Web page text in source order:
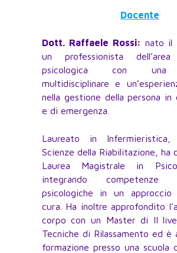
Docente
Dott. Raffaele Rossi: nato il
un professionista
psicologica con una
multidisciplinare e
nella gestione della persona
e di emergenza.
Laureato in
Scienze della Riabilitazione, ha
Laurea Magistrale in
integrando
psicologiche in un approccio
cura. Ha inoltre approfondito
corpo con un Master di II
Tecniche di Rilassamento ed
formazione presso una scuola